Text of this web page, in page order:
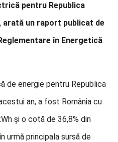
pentru Republica
arată un raport publicat de
în Energetică
de energie pentru Republica
an, a fost România cu
şi o cotă de 36,8% din
urmă principala sursă de